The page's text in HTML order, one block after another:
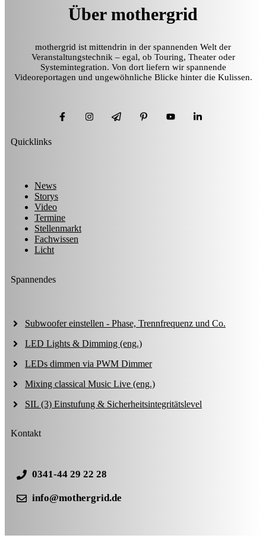
Über mothergrid
mothergrid ist mittendrin in der spannenden Welt der
Veranstaltungstechnik – egal, ob Touring, Theater oder
Systemintegration. Von dort liefern wir spannende
Videoreportagen und ungewöhnliche Blicke hinter die Kulissen.
Quicklinks
News
Storys
Video
Termine
Stellenmarkt
Fachwissen
Licht
Spannendes
Subwoofer einstellen - Phase, Trennfrequenz und Co.
LED Lights & Dimming (eng.)
LEDs dimmen via PWM Dimmer
Mixing classical Music Live (eng.)
SIL (3) Einstufung & Sicherheitsintegritätslevel
Kontakt
0341-44 29 22 28
info@mothergrid.de